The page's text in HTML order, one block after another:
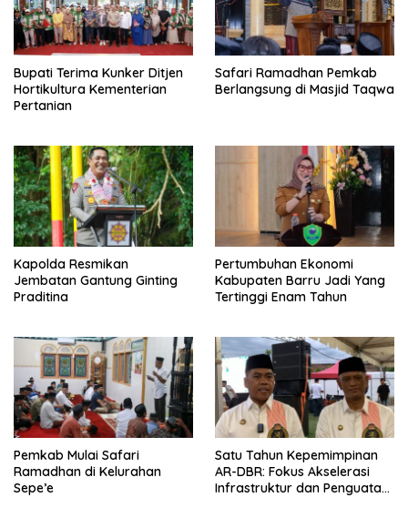
Bupati Terima Kunker Ditjen
Hortikultura Kementerian
Pertanian
Safari Ramadhan Pemkab
Berlangsung di Masjid Taqwa
Kapolda Resmikan
Jembatan Gantung Ginting
Praditina
Pertumbuhan Ekonomi
Kabupaten Barru Jadi Yang
Tertinggi Enam Tahun
Pemkab Mulai Safari
Ramadhan di Kelurahan
Sepe’e
Satu Tahun Kepemimpinan
AR-DBR: Fokus Akselerasi
Infrastruktur dan Penguatan